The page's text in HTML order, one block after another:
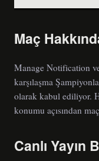
Maç
Manage Notification
karşılaşma
olarak kabul ediliyor.
konumu açısından
Canlı Yayın